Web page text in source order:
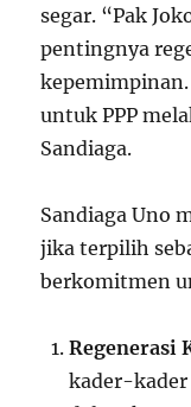
segar. “Pak
pentingnya
untuk PPP
Sandiaga.
Sandiaga Uno
jika terpilih
berkomitmen
Regenerasi
kader-